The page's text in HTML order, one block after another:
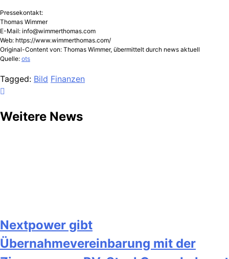
Pressekontakt:
Thomas Wimmer
E-Mail: info@wimmerthomas.com
Web: https://www.wimmerthomas.com/
Original-Content von: Thomas Wimmer, übermittelt durch news aktuell
Quelle: ots
Tagged: Bild Finanzen
Weitere News
Nextpower gibt
Übernahmevereinbarung mit der